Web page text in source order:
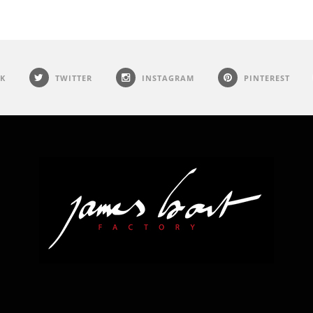
TWITTER INSTAGRAM PINTEREST